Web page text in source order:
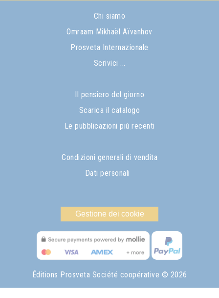
Chi siamo
Omraam Mikhaël Aïvanhov
Prosveta Internazionale
Scrivici ...
Il pensiero del giorno
Scarica il catalogo
Le pubblicazioni più recenti
Condizioni generali di vendita
Dati personali
Gestione dei cookie
Éditions Prosveta Société coopérative © 2026